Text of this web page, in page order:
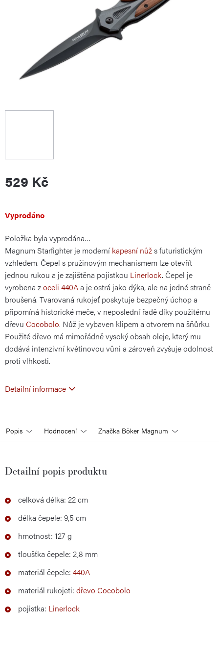
529 Kč
Měrná
cena:
Vyprodáno
Položka byla vyprodána…
Magnum Starfighter je moderníkapesní nůžs futuristickým
vzhledem. Čepel s pružinovým mechanismem lze otevřít
jednou rukou a je zajištěna pojistkou Linerlock. Čepel je
vyrobena zoceli 440Aa je ostrá jako dýka, ale na jedné straně
broušená. Tvarovaná rukojeť poskytuje bezpečný úchop a
připomíná historické meče, v neposlední řadě díky použitému
dřevu Cocobolo. Nůž je vybaven klipem a otvorem na šňůrku.
Použité dřevo má mimořádně vysoký obsah oleje, který mu
dodává intenzivní květinovou vůni a zároveň zvyšuje odolnost
proti vlhkosti.
Detailní informace
Popis Hodnocení Značka Böker Magnum
Detailní popis produktu
celková délka: 22 cm
délka čepele: 9,5 cm
hmotnost: 127 g
tloušťka čepele: 2,8 mm
materiál čepele: 440A
materiál rukojeti: dřevo Cocobolo
pojistka: Linerlock